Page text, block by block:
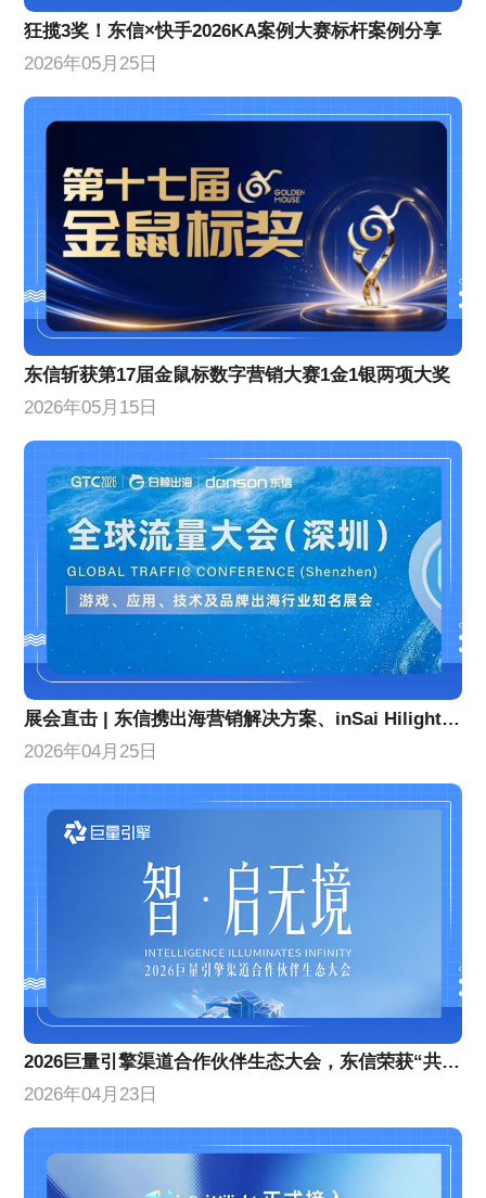
狂揽3奖！东信×快手2026KA案例大赛标杆案例分享
2026年05月25日
东信斩获第17届金鼠标数字营销大赛1金1银两项大奖
2026年05月15日
展会直击 | 东信携出海营销解决方案、inSai Hilight产品亮相GTC全球流量大会
2026年04月25日
2026巨量引擎渠道合作伙伴生态大会，东信荣获“共擎奖”双项大奖
2026年04月23日